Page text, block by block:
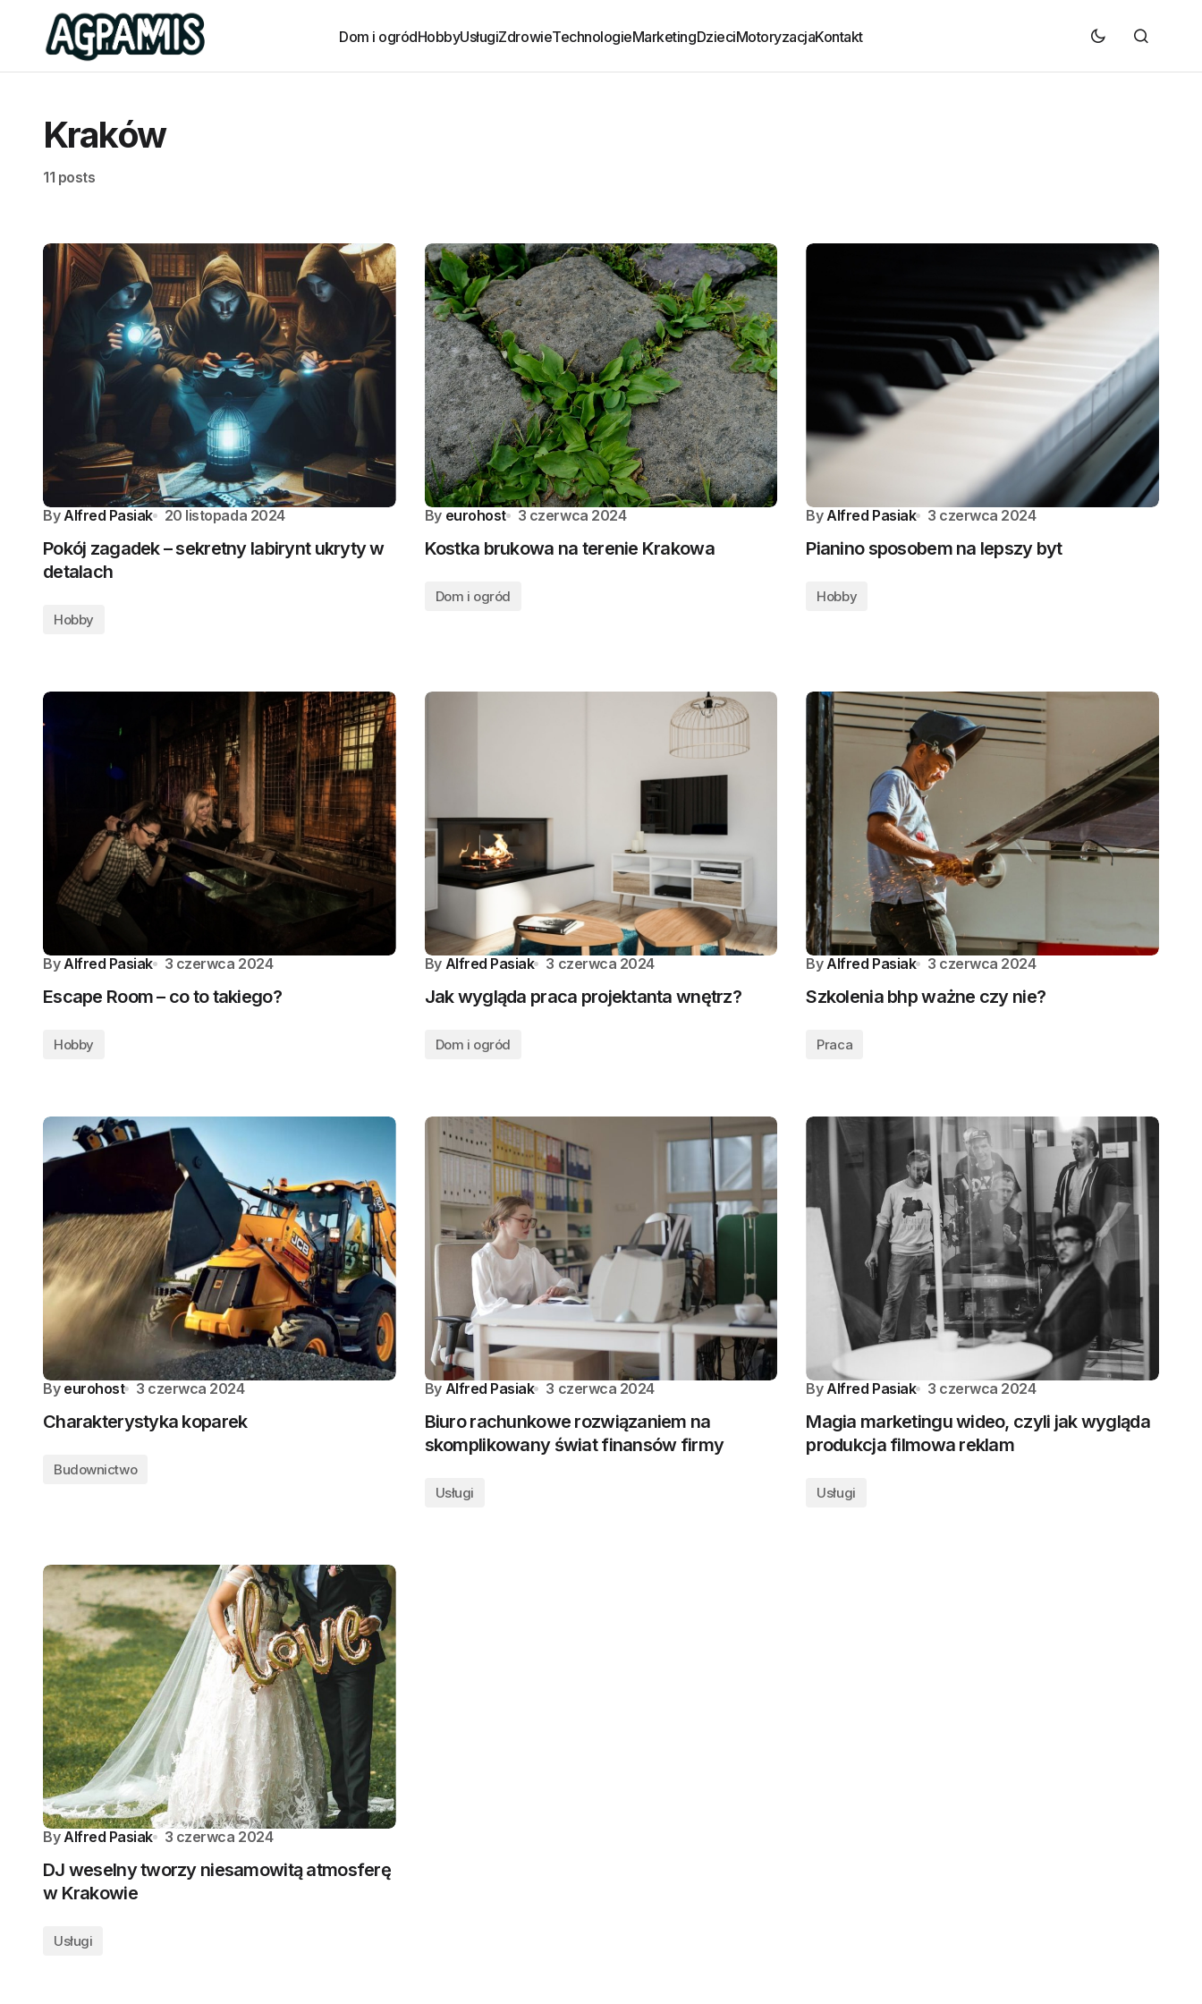
Dom i ogródHobbyUsługiZdrowieTechnologieMarketingDzieciMotoryzacjaKontakt
Kraków
11 posts
By Alfred Pasiak 20 listopada 2024
Pokój zagadek – sekretny labirynt ukryty w
detalach
Hobby
By eurohost 3 czerwca 2024
Kostka brukowa na terenie Krakowa
Dom i ogród
By Alfred Pasiak 3 czerwca 2024
Pianino sposobem na lepszy byt
Hobby
By Alfred Pasiak 3 czerwca 2024
Escape Room – co to takiego?
Hobby
By Alfred Pasiak 3 czerwca 2024
Jak wygląda praca projektanta wnętrz?
Dom i ogród
By Alfred Pasiak 3 czerwca 2024
Szkolenia bhp ważne czy nie?
Praca
By eurohost 3 czerwca 2024
Charakterystyka koparek
Budownictwo
By Alfred Pasiak 3 czerwca 2024
Biuro rachunkowe rozwiązaniem na
skomplikowany świat finansów firmy
Usługi
By Alfred Pasiak 3 czerwca 2024
Magia marketingu wideo, czyli jak wygląda
produkcja filmowa reklam
Usługi
By Alfred Pasiak 3 czerwca 2024
DJ weselny tworzy niesamowitą atmosferę
w Krakowie
Usługi